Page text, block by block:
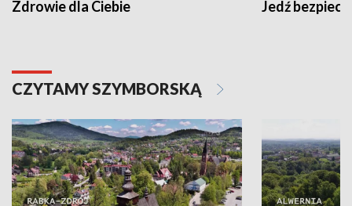
Zdrowie dla Ciebie Jedź
CZYTAMY SZYMBORSKĄ